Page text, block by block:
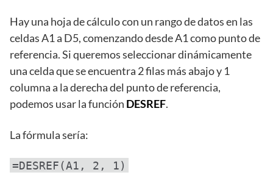
Hay una hoja de cálculo con un rango de datos en las
celdas A1 a D5, comenzando desde A1 como punto de
referencia. Si queremos seleccionar dinámicamente
una celda que se encuentra 2 filas más abajo y 1
columna a la derecha del punto de referencia,
podemos usar la función DESREF.
La fórmula sería:
=DESREF(A1, 2, 1)